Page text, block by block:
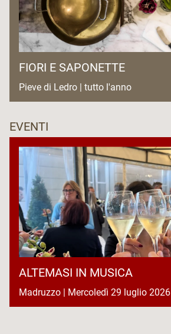
FIORI E SAPONETTE
Pieve di Ledro | tutto l'anno
EVENTI
ALTEMASI IN MUSICA
Madruzzo | Mercoledì 29 luglio 2026